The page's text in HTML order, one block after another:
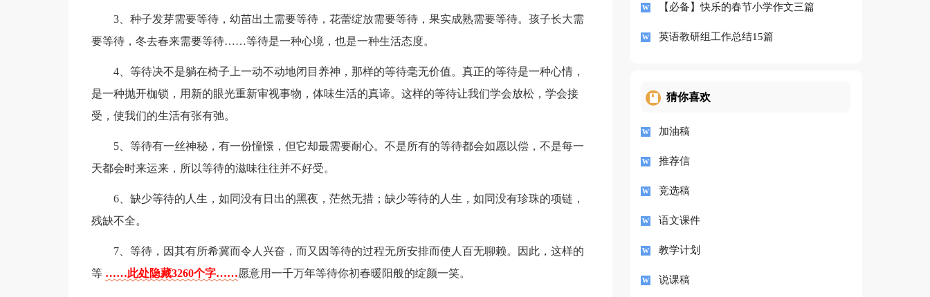
3、种子发芽需要等待，幼苗出土需要等待，花蕾绽放需要等待，果实成熟需要等待。孩子长大需
要等待，冬去春来需要等待……等待是一种心境，也是一种生活态度。
4、等待决不是躺在椅子上一动不动地闭目养神，那样的等待毫无价值。真正的等待是一种心情，
是一种抛开枷锁，用新的眼光重新审视事物，体味生活的真谛。这样的等待让我们学会放松，学会接
受，使我们的生活有张有弛。
5、等待有一丝神秘，有一份憧憬，但它却最需要耐心。不是所有的等待都会如愿以偿，不是每一
天都会时来运来，所以等待的滋味往往并不好受。
6、缺少等待的人生，如同没有日出的黑夜，茫然无措；缺少等待的人生，如同没有珍珠的项链，
残缺不全。
7、等待，因其有所希冀而令人兴奋，而又因等待的过程无所安排而使人百无聊赖。因此，这样的
等 ……此处隐藏3260个字……愿意用一千万年等待你初春暖阳般的绽颜一笑。
【必备】快乐的春节小学作文三篇
英语教研组工作总结15篇
猜你喜欢
加油稿
推荐信
竞选稿
语文课件
教学计划
说课稿